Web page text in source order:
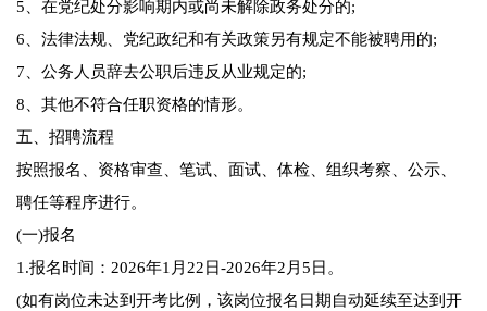
5、在党纪处分影响期内或尚未解除政务处分的;
6、法律法规、党纪政纪和有关政策另有规定不能被聘用的;
7、公务人员辞去公职后违反从业规定的;
8、其他不符合任职资格的情形。
五、招聘流程
按照报名、资格审查、笔试、面试、体检、组织考察、公示、
聘任等程序进行。
(一)报名
1.报名时间：2026年1月22日-2026年2月5日。
(如有岗位未达到开考比例，该岗位报名日期自动延续至达到开